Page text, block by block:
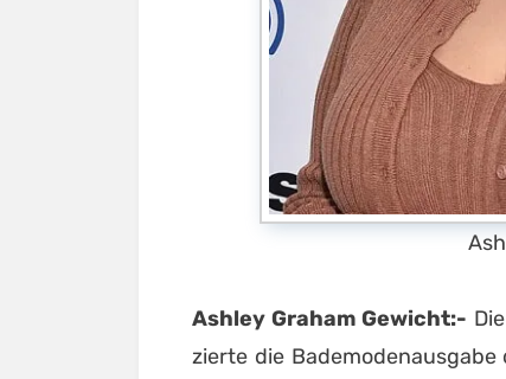
Ashley Graham Gewicht:-
zierte die